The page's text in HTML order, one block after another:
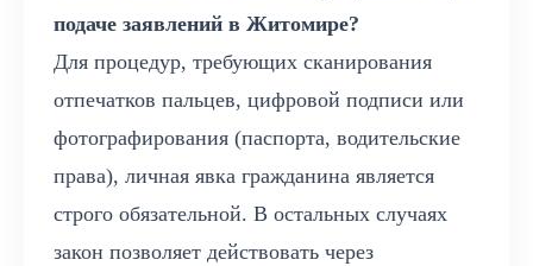
подаче заявлений в Житомире?
Для процедур, требующих сканирования
отпечатков пальцев, цифровой подписи или
фотографирования (паспорта, водительские
права), личная явка гражданина является
строго обязательной. В остальных случаях
закон позволяет действовать через